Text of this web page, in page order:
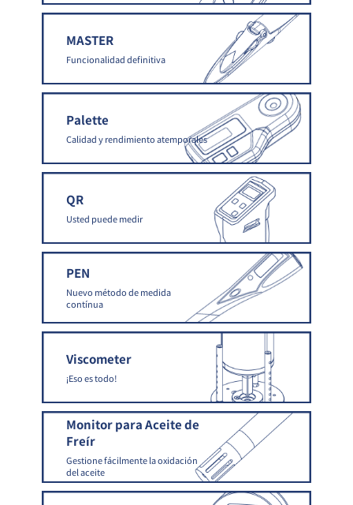
MASTER
Funcionalidad definitiva
Palette
Calidad y rendimiento atemporales
QR
Usted puede medir
PEN
Nuevo método de medida
contínua
Viscometer
¡Eso es todo!
Monitor para Aceite de
Freír
Gestione fácilmente la oxidación
del aceite